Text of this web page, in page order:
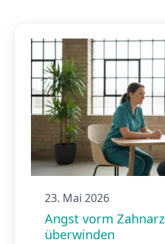
Unser
23. Mai 2026
Angst vorm
überwinden